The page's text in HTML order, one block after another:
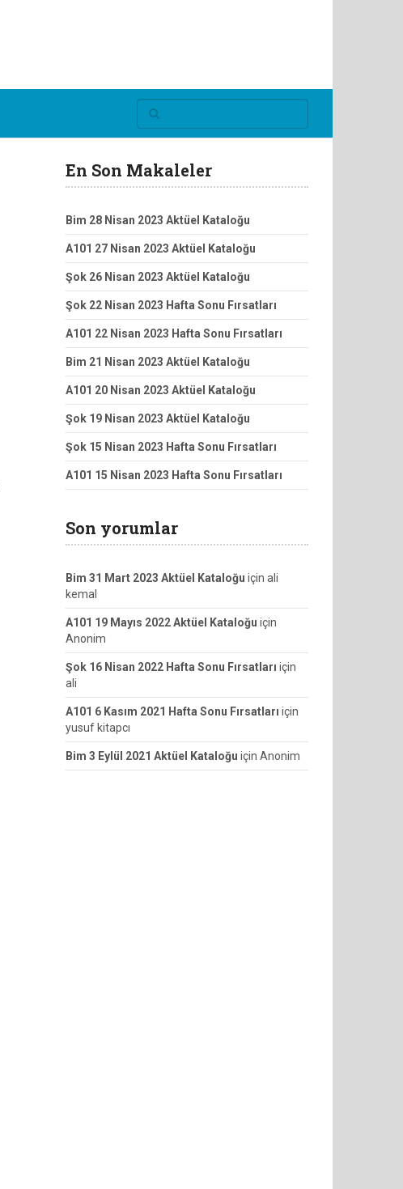
En Son Makaleler
Bim 28 Nisan 2023 Aktüel Kataloğu
A101 27 Nisan 2023 Aktüel Kataloğu
Şok 26 Nisan 2023 Aktüel Kataloğu
Şok 22 Nisan 2023 Hafta Sonu Fırsatları
A101 22 Nisan 2023 Hafta Sonu Fırsatları
Bim 21 Nisan 2023 Aktüel Kataloğu
A101 20 Nisan 2023 Aktüel Kataloğu
Şok 19 Nisan 2023 Aktüel Kataloğu
Şok 15 Nisan 2023 Hafta Sonu Fırsatları
A101 15 Nisan 2023 Hafta Sonu Fırsatları
Son yorumlar
Bim 31 Mart 2023 Aktüel Kataloğu için ali
kemal
A101 19 Mayıs 2022 Aktüel Kataloğu için
Anonim
Şok 16 Nisan 2022 Hafta Sonu Fırsatları için
ali
A101 6 Kasım 2021 Hafta Sonu Fırsatları için
yusuf kitapcı
Bim 3 Eylül 2021 Aktüel Kataloğu için Anonim